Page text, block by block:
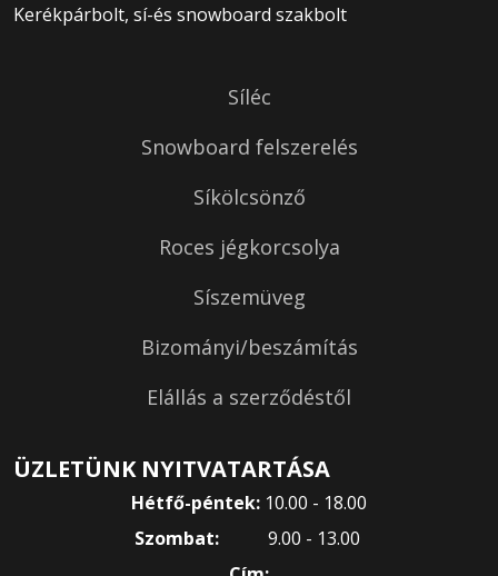
Kerékpárbolt, sí-és snowboard szakbolt
Síléc
Snowboard felszerelés
Síkölcsönző
Roces jégkorcsolya
Síszemüveg
Bizományi/beszámítás
Elállás a szerződéstől
ÜZLETÜNK NYITVATARTÁSA
Hétfő-péntek: 10.00 - 18.00
Szombat:
9.00 - 13.00